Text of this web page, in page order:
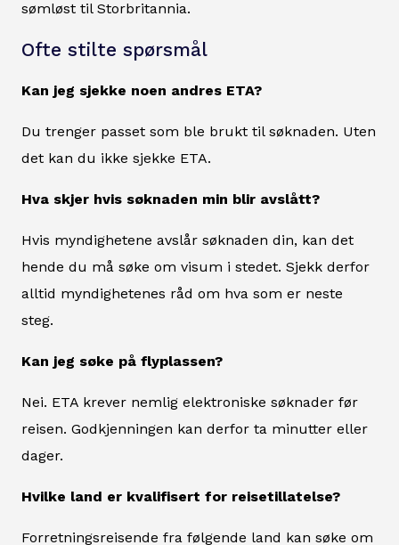
sømløst til Storbritannia.
Ofte stilte spørsmål
Kan jeg sjekke noen andres ETA?
Du trenger passet som ble brukt til søknaden. Uten
det kan du ikke sjekke ETA.
Hva skjer hvis søknaden min blir avslått?
Hvis myndighetene avslår søknaden din, kan det
hende du må søke om visum i stedet. Sjekk derfor
alltid myndighetenes råd om hva som er neste
steg.
Kan jeg søke på flyplassen?
Nei. ETA krever nemlig elektroniske søknader før
reisen. Godkjenningen kan derfor ta minutter eller
dager.
Hvilke land er kvalifisert for reisetillatelse?
Forretningsreisende fra følgende land kan søke om